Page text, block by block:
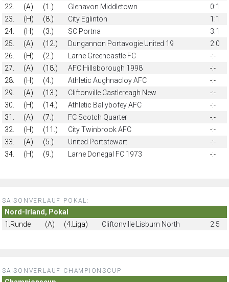
22.
(A) (1.) Glenavon Middletown
0:1
23.
(H) (8.) City Eglinton
1:1
24.
(H) (3.) SC Portna
3:1
25.
(A) (12.) Dungannon Portavogie United 19
2:0
26.
(H) (2.) Larne Greencastle FC
-:-
27.
(A) (18.) AFC Hillsborough 1998
-:-
28.
(H) (4.) Athletic Aughnacloy AFC
-:-
29.
(A) (13.) Cliftonville Castlereagh New
-:-
30.
(H) (14.) Athletic Ballybofey AFC
-:-
31.
(A) (7.) FC Scotch Quarter
-:-
32.
(H) (11.) City Twinbrook AFC
-:-
33.
(A) (5.) United Portstewart
-:-
34.
(H) (9.) Larne Donegal FC 1973 -:-
SAISONVERLAUF POKAL:
Nord-Irland, Pokal
1.Runde
(A) (4.Liga) Cliftonville Lisburn North 2:5
SAISONVERLAUF CHAMPIONSCUP